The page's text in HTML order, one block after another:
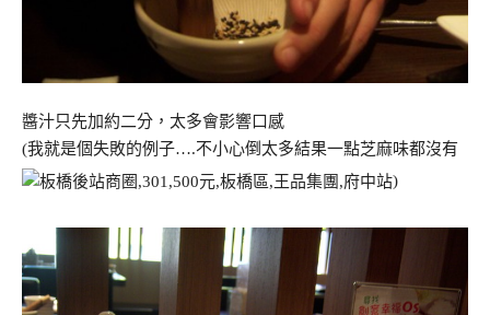
醬汁只先加約二分，太多會影響口感
(我就是個失敗的例子….不小心倒太多結果一點芝麻味都沒有
)